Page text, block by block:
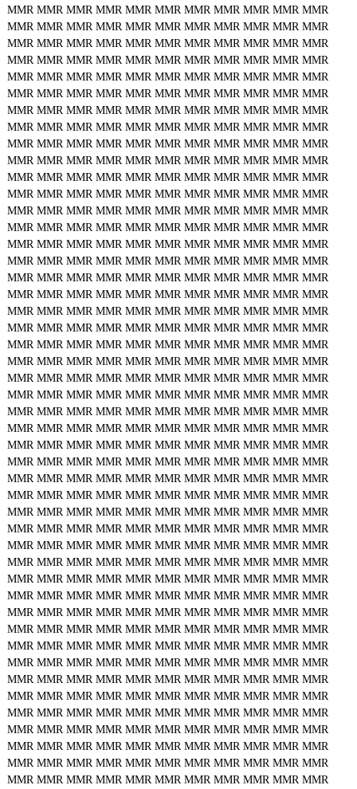
MMR MMR MMR MMR MMR MMR MMR MMR MMR MMR MMR
MMR MMR MMR MMR MMR MMR MMR MMR MMR MMR MMR
MMR MMR MMR MMR MMR MMR MMR MMR MMR MMR MMR
MMR MMR MMR MMR MMR MMR MMR MMR MMR MMR MMR
MMR MMR MMR MMR MMR MMR MMR MMR MMR MMR MMR
MMR MMR MMR MMR MMR MMR MMR MMR MMR MMR MMR
MMR MMR MMR MMR MMR MMR MMR MMR MMR MMR MMR
MMR MMR MMR MMR MMR MMR MMR MMR MMR MMR MMR
MMR MMR MMR MMR MMR MMR MMR MMR MMR MMR MMR
MMR MMR MMR MMR MMR MMR MMR MMR MMR MMR MMR
MMR MMR MMR MMR MMR MMR MMR MMR MMR MMR MMR
MMR MMR MMR MMR MMR MMR MMR MMR MMR MMR MMR
MMR MMR MMR MMR MMR MMR MMR MMR MMR MMR MMR
MMR MMR MMR MMR MMR MMR MMR MMR MMR MMR MMR
MMR MMR MMR MMR MMR MMR MMR MMR MMR MMR MMR
MMR MMR MMR MMR MMR MMR MMR MMR MMR MMR MMR
MMR MMR MMR MMR MMR MMR MMR MMR MMR MMR MMR
MMR MMR MMR MMR MMR MMR MMR MMR MMR MMR MMR
MMR MMR MMR MMR MMR MMR MMR MMR MMR MMR MMR
MMR MMR MMR MMR MMR MMR MMR MMR MMR MMR MMR
MMR MMR MMR MMR MMR MMR MMR MMR MMR MMR MMR
MMR MMR MMR MMR MMR MMR MMR MMR MMR MMR MMR
MMR MMR MMR MMR MMR MMR MMR MMR MMR MMR MMR
MMR MMR MMR MMR MMR MMR MMR MMR MMR MMR MMR
MMR MMR MMR MMR MMR MMR MMR MMR MMR MMR MMR
MMR MMR MMR MMR MMR MMR MMR MMR MMR MMR MMR
MMR MMR MMR MMR MMR MMR MMR MMR MMR MMR MMR
MMR MMR MMR MMR MMR MMR MMR MMR MMR MMR MMR
MMR MMR MMR MMR MMR MMR MMR MMR MMR MMR MMR
MMR MMR MMR MMR MMR MMR MMR MMR MMR MMR MMR
MMR MMR MMR MMR MMR MMR MMR MMR MMR MMR MMR
MMR MMR MMR MMR MMR MMR MMR MMR MMR MMR MMR
MMR MMR MMR MMR MMR MMR MMR MMR MMR MMR MMR
MMR MMR MMR MMR MMR MMR MMR MMR MMR MMR MMR
MMR MMR MMR MMR MMR MMR MMR MMR MMR MMR MMR
MMR MMR MMR MMR MMR MMR MMR MMR MMR MMR MMR
MMR MMR MMR MMR MMR MMR MMR MMR MMR MMR MMR
MMR MMR MMR MMR MMR MMR MMR MMR MMR MMR MMR
MMR MMR MMR MMR MMR MMR MMR MMR MMR MMR MMR
MMR MMR MMR MMR MMR MMR MMR MMR MMR MMR MMR
MMR MMR MMR MMR MMR MMR MMR MMR MMR MMR MMR
MMR MMR MMR MMR MMR MMR MMR MMR MMR MMR MMR
MMR MMR MMR MMR MMR MMR MMR MMR MMR MMR MMR
MMR MMR MMR MMR MMR MMR MMR MMR MMR MMR MMR
MMR MMR MMR MMR MMR MMR MMR MMR MMR MMR MMR
MMR MMR MMR MMR MMR MMR MMR MMR MMR MMR MMR
MMR MMR MMR MMR MMR MMR MMR MMR MMR MMR MMR